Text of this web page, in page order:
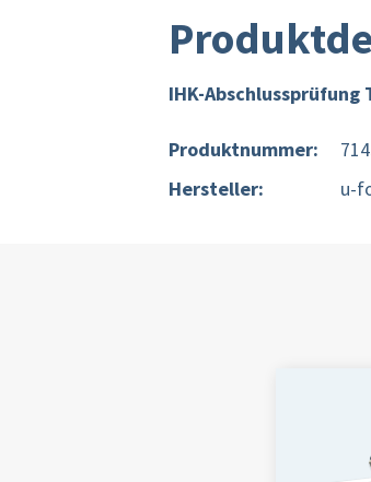
IHK-
Produktnummer:
Hersteller:
u-